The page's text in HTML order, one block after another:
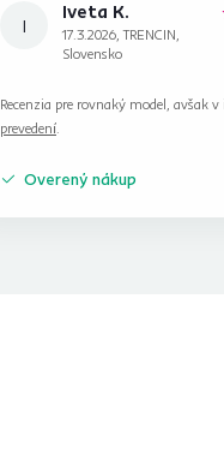
I
Iveta K.
17.3.2026, TRENCIN,
Slovensko
Recenzia pre rovnaký model, avšak
prevedení
Overený nákup